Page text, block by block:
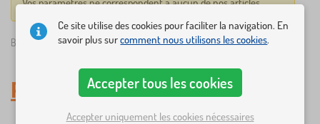
Banaby.fr »Tout pour les bébés/Pots
Pots
Ce site utilise des cookies pour faciliter la navigation. En
savoir plus surcomment nous utilisons les cookies.
Accepter tous les cookies
Accepter uniquement les cookies nécessaires